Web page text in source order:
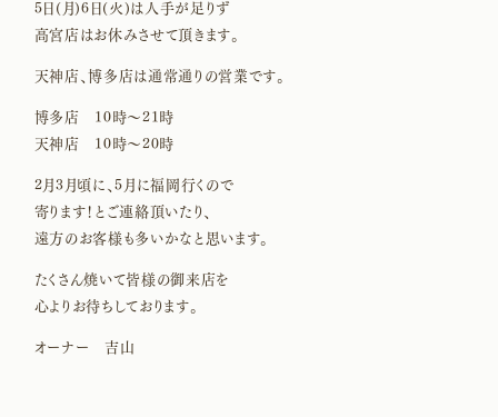
5日(月)6日(火)は人手が足りず
高宮店はお休みさせて頂きます。
天神店、博多店は通常通りの営業です。
博多店 10時〜21時
天神店 10時〜20時
2月3月頃に、5月に福岡行くので
寄ります！とご連絡頂いたり、
遠方のお客様も多いかなと思います。
たくさん焼いて皆様の御来店を
心よりお待ちしております。
オーナー 吉山